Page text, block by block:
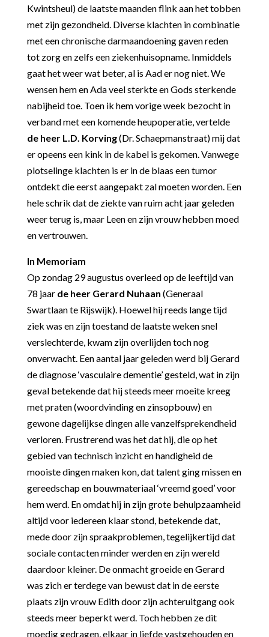
Kwintsheul) de laatste maanden flink aan het tobben
met zijn gezondheid. Diverse klachten in combinatie
met een chronische darmaandoening gaven reden
tot zorg en zelfs een ziekenhuisopname. Inmiddels
gaat het weer wat beter, al is Aad er nog niet. We
wensen hem en Ada veel sterkte en Gods sterkende
nabijheid toe. Toen ik hem vorige week bezocht in
verband met een komende heupoperatie, vertelde
de heer L.D. Korving(Dr. Schaepmanstraat) mij dat
er opeens een kink in de kabel is gekomen. Vanwege
plotselinge klachten is er in de blaas een tumor
ontdekt die eerst aangepakt zal moeten worden. Een
hele schrik dat de ziekte van ruim acht jaar geleden
weer terug is, maar Leen en zijn vrouw hebben moed
en vertrouwen.
In Memoriam
Op zondag 29 augustus overleed op de leeftijd van
78 jaar de heer Gerard Nuhaan (Generaal
Swartlaan te Rijswijk). Hoewel hij reeds lange tijd
ziek was en zijn toestand de laatste weken snel
verslechterde, kwam zijn overlijden toch nog
onverwacht. Een aantal jaar geleden werd bij Gerard
de diagnose ‘vasculaire dementie’ gesteld, wat in zijn
geval betekende dat hij steeds meer moeite kreeg
met praten (woordvinding en zinsopbouw) en
gewone dagelijkse dingen alle vanzelfsprekendheid
verloren. Frustrerend was het dat hij, die op het
gebied van technisch inzicht en handigheid de
mooiste dingen maken kon, dat talent ging missen en
gereedschap en bouwmateriaal ‘vreemd goed’ voor
hem werd. En omdat hij in zijn grote behulpzaamheid
altijd voor iedereen klaar stond, betekende dat,
mede door zijn spraakproblemen, tegelijkertijd dat
sociale contacten minder werden en zijn wereld
daardoor kleiner. De onmacht groeide en Gerard
was zich er terdege van bewust dat in de eerste
plaats zijn vrouw Edith door zijn achteruitgang ook
steeds meer beperkt werd. Toch hebben ze dit
moedig gedragen, elkaar in liefde vastgehouden en